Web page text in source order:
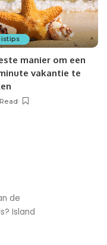
manier om een
vakantie te
de
Island